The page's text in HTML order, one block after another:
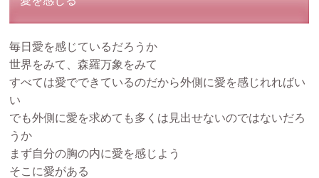
毎日愛を感じているだろうか
世界をみて、森羅万象をみて
すべては愛でできているのだから外側に愛を感じれればい
い
でも外側に愛を求めても多くは見出せないのではないだろ
うか
まず自分の胸の内に愛を感じよう
そこに愛がある